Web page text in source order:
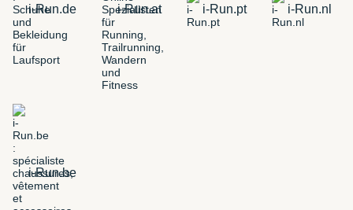
i-Run.de i-Run.at i-Run.pt i-Run.nl
i-Run.be